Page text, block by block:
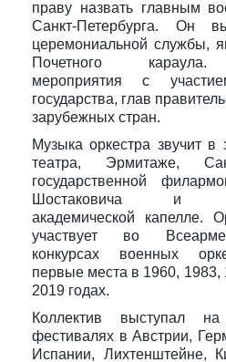
праву назвать главным
Санкт-Петербурга. Он
церемониальной службы,
Почетного караула.
мероприятия с
государства, глав
зарубежных стран.
Музыка оркестра звучит в
театра, Эрмитаже,
государственной
Шостаковича и
академической капелле.
участвует во
конкурсах военных
первые места в 1960, 1983,
2019 годах.
Коллектив выступал
фестивалях в Австрии,
Испании, Лихтенштейне,